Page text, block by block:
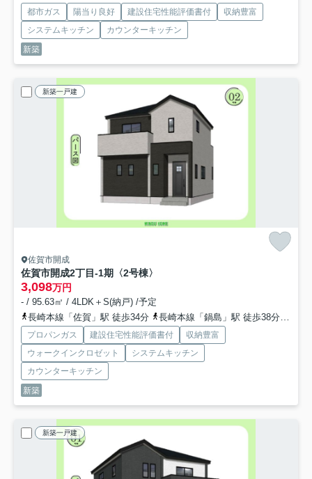
都市ガス 陽当り良好 建設住宅性能評価書付
収納豊富
システムキッチン
カウンターキッチン
新築
新築一戸建
佐賀市開成
佐賀市開成2丁目‐1期 〈2号棟〉
3,098万円
- / 95.63㎡ / 4LDK＋S(納戸) /予定
長崎本線「佐賀」駅 徒歩34分
長崎本線「鍋島」駅 徒歩38分
プロパンガス 建設住宅性能評価書付
収納豊富
ウォークインクロゼット
システムキッチン
カウンターキッチン
新築
新築一戸建